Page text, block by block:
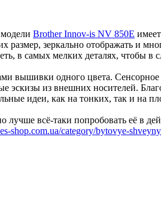
Brother Innov-is NV 850E
зеркально отображать и
в самых мелких деталях, чтобы в
вышивки одного цвета. Сенсорное
эскизы из внешних носителей.
идеи, как на тонких, так и на
всё-таки попробовать её в
shop.com.ua/category/bytovye-